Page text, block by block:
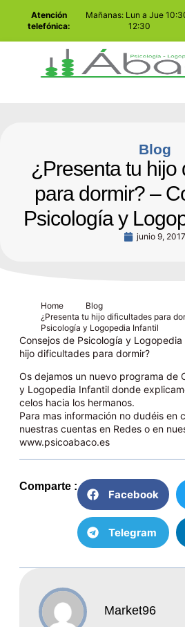
Atención
telefónica:
Mañanas: Lun a Jue
12:30
Blog
¿Presenta tu hijo
para dormir? –
Psicología y
junio 9, 2017
Home
Blog
¿Presenta tu hijo dificultades para
Psicología y Logopedia Infantil
Consejos de Psicología y
hijo dificultades para dormir?
Os dejamos un nuevo programa de
y Logopedia Infantil donde
celos hacia los hermanos.
Para mas información no dudéis en
nuestras cuentas en Redes o en
www.psicoabaco.es
Comparte :
Facebook
Telegram
Market96